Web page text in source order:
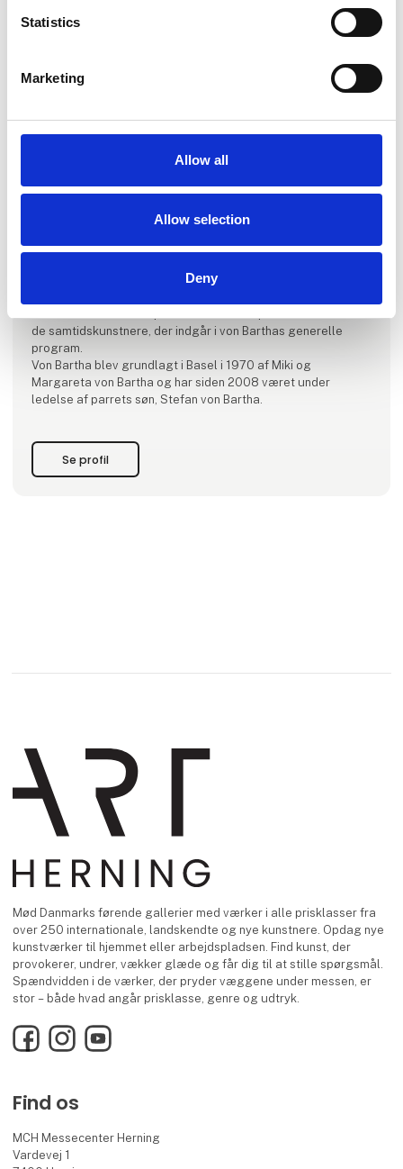
Statistics
Marketing
Allow all
Allow selection
Deny
sin filial i Carlsberg Byen i København.
de samtidskunstnere, der indgår i von Barthas generelle
program.
Von Bartha blev grundlagt i Basel i 1970 af Miki og
Margareta von Bartha og har siden 2008 været under
ledelse af parrets søn, Stefan von Bartha.
Se profil
Mød Danmarks førende gallerier med værker i alle prisklasser fra
over 250 internationale, landskendte og nye kunstnere. Opdag nye
kunstværker til hjemmet eller arbejdspladsen. Find kunst, der
provokerer, undrer, vækker glæde og får dig til at stille spørgsmål.
Spændvidden i de værker, der pryder væggene under messen, er
stor – både hvad angår prisklasse, genre og udtryk.
FacebookInstagramYouTube
Find os
MCH Messecenter Herning
Vardevej 1